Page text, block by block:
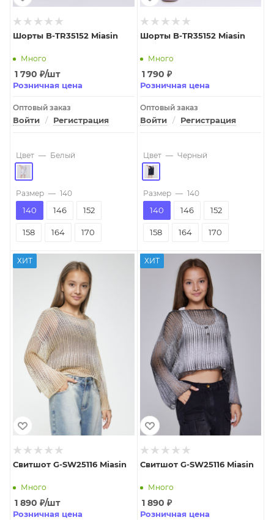
Шорты B-TR35152 Miasin
Много
1 790 ₽/шт
Розничная цена
Оптовый заказ
Войти / Регистрация
Цвет — Белый
Размер — 140
140 146 152
158 164 170
Шорты B-TR35152 Miasin
Много
1 790 ₽
Розничная цена
Оптовый заказ
Войти / Регистрация
Цвет — Черный
Размер — 140
140 146 152
158 164 170
ХИТ
Свитшот G-SW25116 Miasin
Много
1 890 ₽/шт
Розничная цена
ХИТ
Свитшот G-SW25116 Miasin
Много
1 890 ₽
Розничная цена